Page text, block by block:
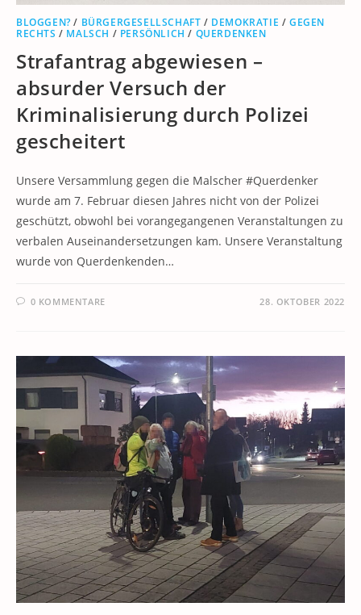
BLOGGEN? / BÜRGERGESELLSCHAFT / DEMOKRATIE /GEGEN
RECHTS / MALSCH / PERSÖNLICH / QUERDENKEN
Strafantrag abgewiesen –
absurder Versuch der
Kriminalisierung durch Polizei
gescheitert
Unsere Versammlung gegen die Malscher #Querdenker
wurde am 7. Februar diesen Jahres nicht von der Polizei
geschützt, obwohl bei vorangegangenen Veranstaltungen zu
verbalen Auseinandersetzungen kam. Unsere Veranstaltung
wurde von Querdenkenden…
0 KOMMENTARE 28. OKTOBER 2022